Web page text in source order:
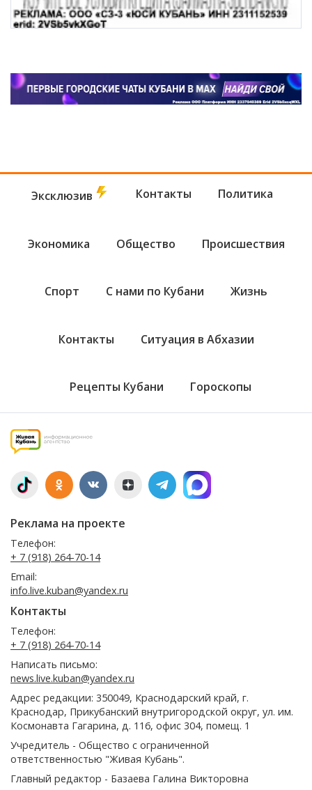
Эксклюзив Контакты Политика
Экономика Общество Происшествия
Спорт С нами по Кубани Жизнь
Контакты Ситуация в Абхазии
Рецепты Кубани Гороскопы
Реклама на проекте
Телефон:
+ 7 (918) 264-70-14
Email:
info.live.kuban@yandex.ru
Контакты
Телефон:
+ 7 (918) 264-70-14
Написать письмо:
news.live.kuban@yandex.ru
Адрес редакции: 350049, Краснодарский край, г.
Краснодар, Прикубанский внутригородской округ, ул. им.
Космонавта Гагарина, д. 116, офис 304, помещ. 1
Учредитель - Общество с ограниченной
ответственностью "Живая Кубань".
Главный редактор - Базаева Галина Викторовна